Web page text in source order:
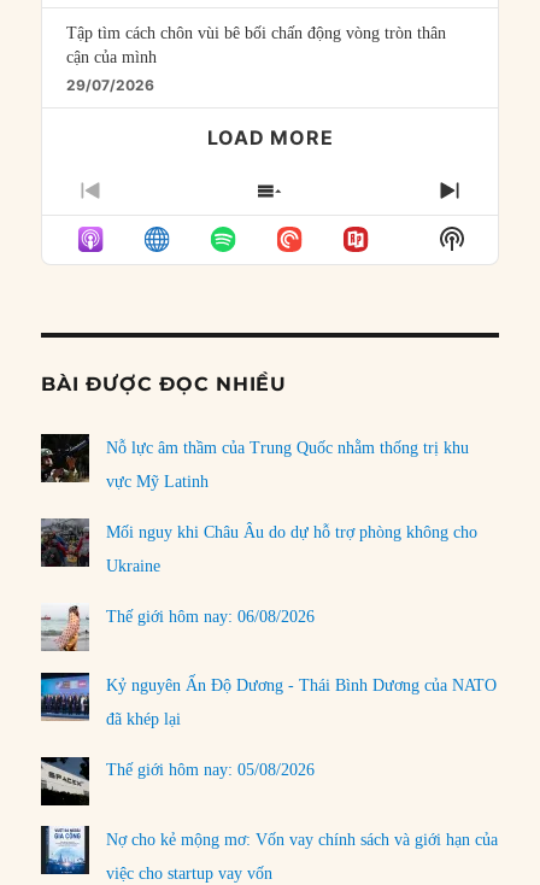
Tập tìm cách chôn vùi bê bối chấn động vòng tròn thân
cận của mình
29/07/2026
LOAD MORE
PREVIOUS
EPISODE
SHOW
EPISODES
LIST
NEXT
Show
Podcast
BÀI ĐƯỢC ĐỌC NHIỀU
Nỗ lực âm thầm của Trung Quốc nhằm thống trị khu
vực Mỹ Latinh
Mối nguy khi Châu Âu do dự hỗ trợ phòng không cho
Ukraine
Thế giới hôm nay: 06/08/2026
Kỷ nguyên Ấn Độ Dương - Thái Bình Dương của NATO
đã khép lại
Thế giới hôm nay: 05/08/2026
Nợ cho kẻ mộng mơ: Vốn vay chính sách và giới hạn của
việc cho startup vay vốn